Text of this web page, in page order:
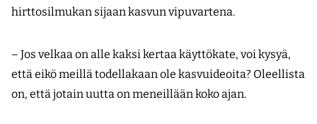
hirttosilmukan sijaan kasvun vipuvartena.
– Jos velkaa on alle kaksi kertaa käyttökate, voi kysyä,
että eikö meillä todellakaan ole kasvuideoita? Oleellista
on, että jotain uutta on meneillään koko ajan.